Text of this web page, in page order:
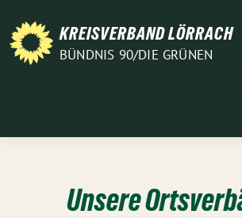
zum
Inhalt
KREISVERBAND LÖRRACH
BÜNDNIS 90/DIE GRÜNEN
Unsere